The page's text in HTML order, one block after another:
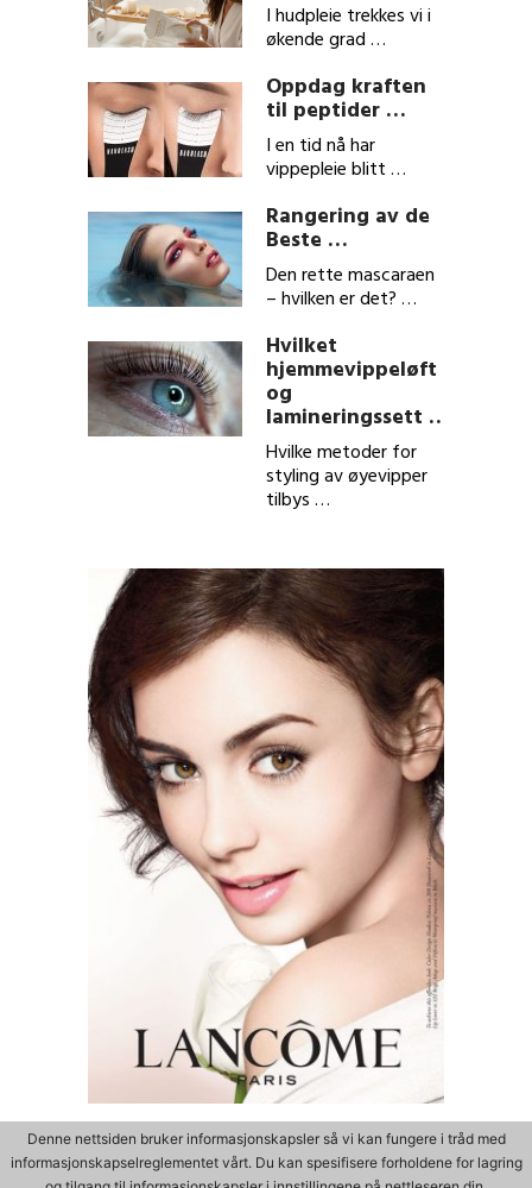
I hudpleie trekkes vi i
økende grad …
Oppdag kraften
til peptider …
I en tid nå har
vippepleie blitt …
Rangering av de
Beste …
Den rette mascaraen
– hvilken er det? …
Hvilket
hjemmevippeløft
og
lamineringssett …
Hvilke metoder for
styling av øyevipper
tilbys …
Denne nettsiden bruker informasjonskapsler så vi kan fungere i tråd med
informasjonskapselreglementet vårt. Du kan spesifisere forholdene for lagring